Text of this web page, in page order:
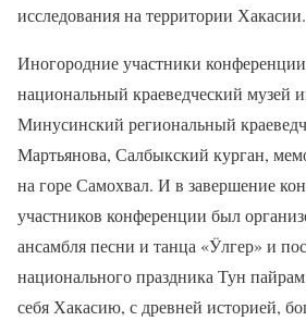
исследования на территории Хакасии.
Иногородние участники
национальный краеведческий музей
Минусинский региональный
Мартьянова, Салбыкский курган,
на горе Самохвал. И в завершение
участников конференции был
ансамбля песни и танца «Ӱлгер» и
национального праздника Тун
себя Хакасию, с древней историей,